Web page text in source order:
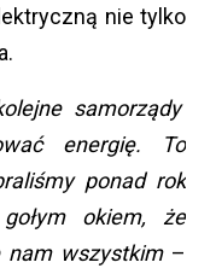
nie tylko
samorządy
energię. To
ponad rok
okiem, że
nam wszystkim–